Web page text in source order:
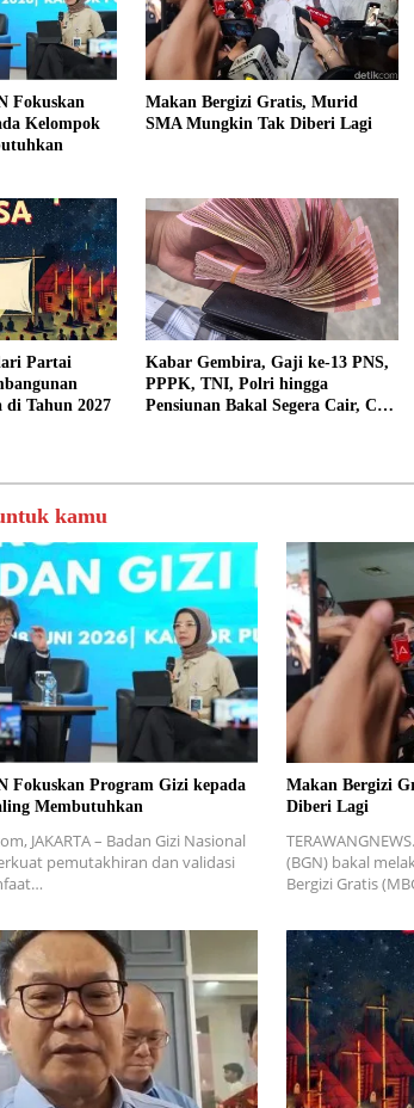
Fokuskan
Kelompok
Makan Bergizi Gratis, Murid
SMA Mungkin Tak Diberi Lagi
Partai
di Tahun 2027
Kabar Gembira, Gaji ke-13 PNS,
PPPK, TNI, Polri hingga
Pensiunan Bakal Segera Cair, Cek
kamu
Fokuskan Program Gizi kepada
Membutuhkan
JAKARTA – Badan Gizi Nasional
pemutakhiran dan validasi
Makan Bergizi
Diberi Lagi
(BGN) bakal
Bergizi Gratis